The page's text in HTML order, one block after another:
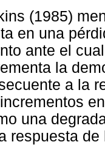
(1985)
en una
ante el
la
a la
una
respuesta